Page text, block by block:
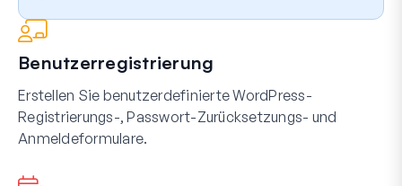
Benutzerregistrierung
Erstellen Sie benutzerdefinierte WordPress-
Registrierungs-, Passwort-Zurücksetzungs- und
Anmeldeformulare.